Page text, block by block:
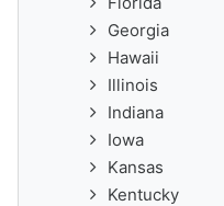
Georgia
Hawaii
Illinois
Indiana
Iowa
Kansas
Kentucky